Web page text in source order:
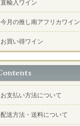
直輸入ワイン
今月の推し南アフリカワイン
お買い得ワイン
お支払い方法について
配送方法・送料について